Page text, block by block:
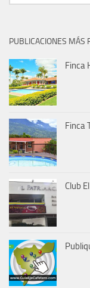
PUBLICACIONES MÁS
Finca
Finca
Club